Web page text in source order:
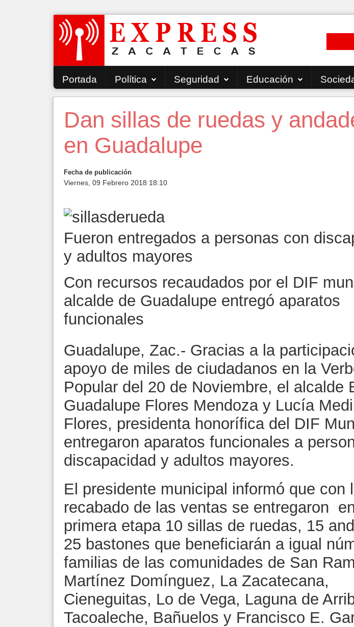
Portada Política Seguridad Educación
Dan sillas de ruedas y
en Guadalupe
Fecha de publicación
Viernes, 09 Febrero 2018 18:10
Fueron entregados a personas con
y adultos mayores
Con recursos recaudados por el DIF
alcalde de Guadalupe entregó aparatos
funcionales
Guadalupe, Zac.- Gracias a la
apoyo de miles de ciudadanos en la
Popular del 20 de Noviembre, el alcalde
Guadalupe Flores Mendoza y Lucía
Flores, presidenta honorífica del DIF
entregaron aparatos funcionales a
discapacidad y adultos mayores.
El presidente municipal informó que con
recabado de las ventas se entregaron
primera etapa 10 sillas de ruedas, 15
25 bastones que beneficiarán a igual
familias de las comunidades de San
Martínez Domínguez, La Zacatecana,
Cieneguitas, Lo de Vega, Laguna de
Tacoaleche, Bañuelos y Francisco E.